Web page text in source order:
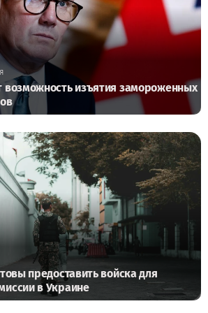
возможность изъятия замороженных
предоставить войска для
в Украине